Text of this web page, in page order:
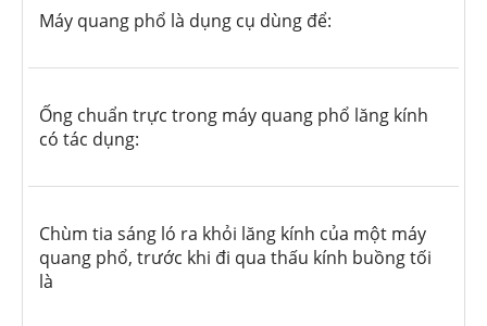
Máy quang phổ là dụng cụ dùng để:
Ống chuẩn trực trong máy quang phổ lăng kính
có tác dụng:
Chùm tia sáng ló ra khỏi lăng kính của một máy
quang phổ, trước khi đi qua thấu kính buồng tối
là